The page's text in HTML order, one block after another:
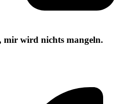
mir wird nichts mangeln.